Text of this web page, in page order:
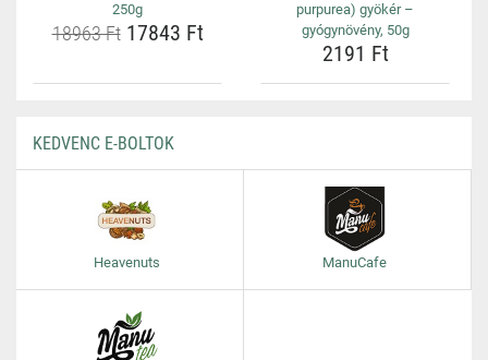
250g
18963 Ft17843 Ft
purpurea) gyökér –
gyógynövény, 50g
2191 Ft
KEDVENC E-BOLTOK
Heavenuts ManuCafe